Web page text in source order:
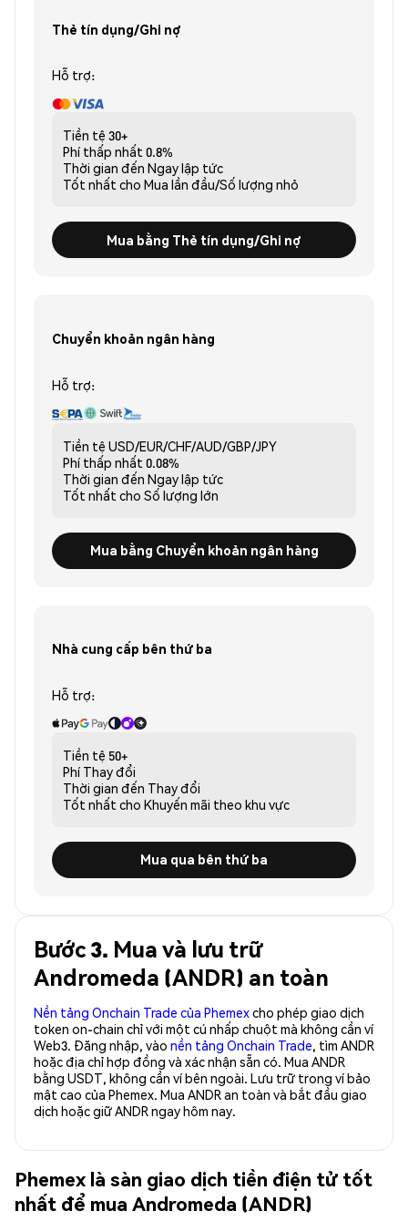
Thẻ tín dụng/Ghi nợ
Hỗ trợ:
Tiền tệ 30+
Phí thấp nhất 0.8%
Thời gian đến Ngay lập tức
Tốt nhất cho Mua lần đầu/Số lượng nhỏ
Mua bằng Thẻ tín dụng/Ghi nợ
Chuyển khoản ngân hàng
Hỗ trợ:
Tiền tệ USD/EUR/CHF/AUD/GBP/JPY
Phí thấp nhất 0.08%
Thời gian đến Ngay lập tức
Tốt nhất cho Số lượng lớn
Mua bằng Chuyển khoản ngân hàng
Nhà cung cấp bên thứ ba
Hỗ trợ:
Tiền tệ 50+
Phí Thay đổi
Thời gian đến Thay đổi
Tốt nhất cho Khuyến mãi theo khu vực
Mua qua bên thứ ba
Bước 3. Mua và lưu trữ
Andromeda (ANDR) an toàn
Nền tảng Onchain Trade của Phemexcho phép giao dịch
token on-chain chỉ với một cú nhấp chuột mà không cần ví
Web3. Đăng nhập, vào nền tảng Onchain Trade, tìm ANDR
hoặc địa chỉ hợp đồng và xác nhận sẵn có. Mua ANDR
bằng USDT, không cần ví bên ngoài. Lưu trữ trong ví bảo
mật cao của Phemex. Mua ANDR an toàn và bắt đầu giao
dịch hoặc giữ ANDR ngay hôm nay.
Phemex là sàn giao dịch tiền điện tử tốt
nhất để mua Andromeda (ANDR)